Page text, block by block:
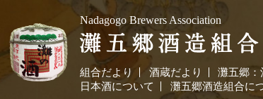
Nadagogo Brewers Association
組合だより 酒蔵だより 灘五郷：
日本酒について
灘五郷酒造組合に